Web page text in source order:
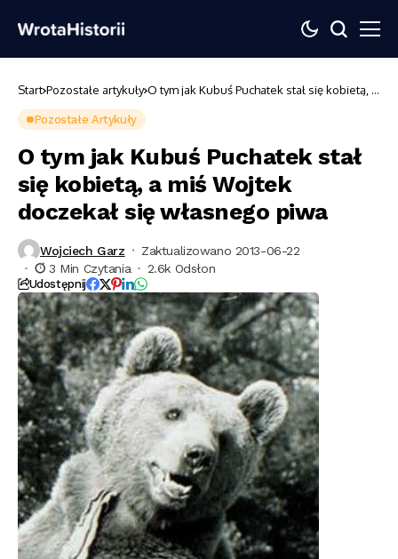
Start Pozostałe artykuły O tym jak Kubuś Puchatek stał się kobietą, a
Pozostałe Artykuły
O tym jak Kubuś Puchatek stał
się kobietą, a miś Wojtek
doczekał się własnego piwa
Wojciech Garz
Zaktualizowano 2013-06-22
3 Min Czytania
2.6k Odsłon
Udostępnij